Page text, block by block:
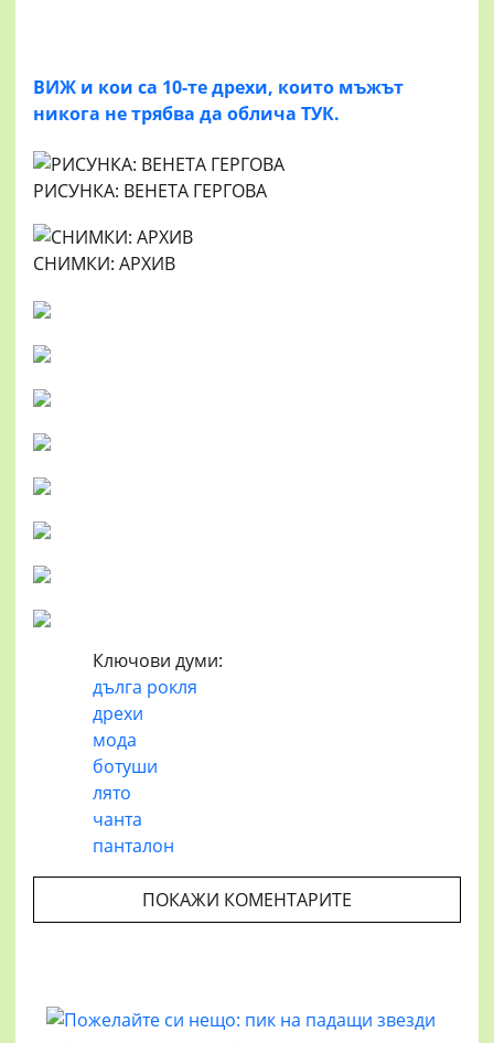
ВИЖ и кои са 10-те дрехи, които мъжът
никога не трябва да облича ТУК.
РИСУНКА: ВЕНЕТА ГЕРГОВА
СНИМКИ: АРХИВ
Ключови думи:
дълга рокля
дрехи
мода
ботуши
лято
чанта
панталон
ПОКАЖИ КОМЕНТАРИТЕ